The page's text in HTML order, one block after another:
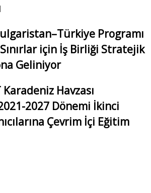
Programı
için İş Birliği Stratejik
Geliniyor
Havzası
2027 Dönemi İkinci
Çevrim İçi Eğitim